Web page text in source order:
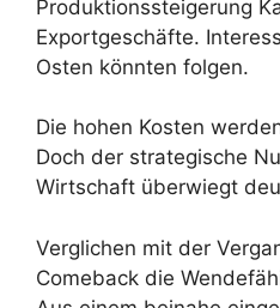
Produktionssteigerung
Exportgeschäfte.
Osten könnten folgen.
Die hohen Kosten
Doch der strategische
Wirtschaft überwiegt
Verglichen mit der
Comeback die